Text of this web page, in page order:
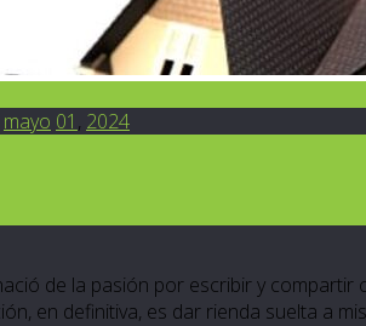
mayo 01 , 2024
de la pasión por escribir y
en definitiva, es dar rienda suelta a